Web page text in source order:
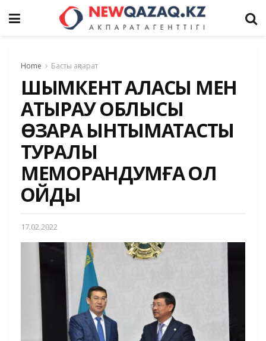
Home Басты ақпарат
ШЫМКЕНТ ҚАЛАСЫ МЕН
АТЫРАУ ОБЛЫСЫ
ӨЗАРА ЫНТЫМАҚТАСТЫҚ
ТУРАЛЫ
МЕМОРАНДУМҒА ҚОЛ
ҚОЙДЫ
17.02.2022